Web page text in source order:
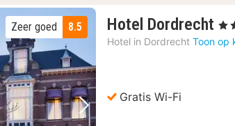
Volgende foto
8.5
Zeer goed Hotel Dordrecht 1
, 3
Hotel in Dordrecht Toon op
Gratis Wi-Fi